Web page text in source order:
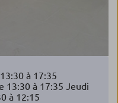
à 17:35
13:30 à 17:35 Jeudi
à 12:15